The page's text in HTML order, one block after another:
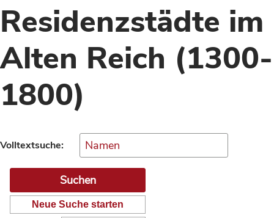
Residenzstädte im
Alten Reich (1300-
1800)
Volltextsuche:
Neue Suche starten